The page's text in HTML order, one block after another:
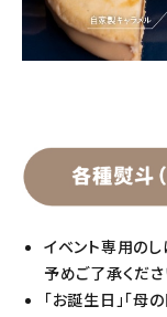
イベント専用のし
予めご了承くださ
「お誕生日」「母